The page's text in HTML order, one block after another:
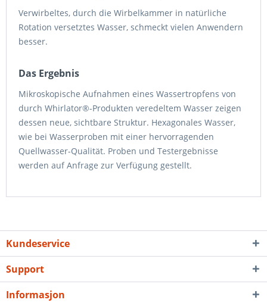
Verwirbeltes, durch die Wirbelkammer in natürliche
Rotation versetztes Wasser, schmeckt vielen Anwendern
besser.
Das Ergebnis
Mikroskopische Aufnahmen eines Wassertropfens von
durch Whirlator®-Produkten veredeltem Wasser zeigen
dessen neue, sichtbare Struktur. Hexagonales Wasser,
wie bei Wasserproben mit einer hervorragenden
Quellwasser-Qualität. Proben und Testergebnisse
werden auf Anfrage zur Verfügung gestellt.
Kundeservice
Support
Informasjon